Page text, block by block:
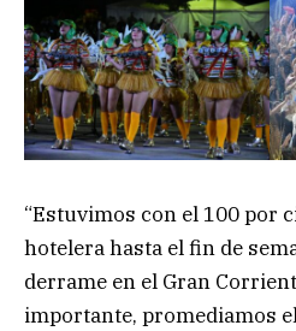
“Estuvimos con el 100 por
hotelera hasta el fin de
derrame en el Gran
importante, promediamos